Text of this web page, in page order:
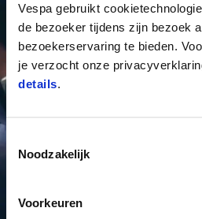
Vespa gebruikt
de bezoeker tijdens zijn bezoek
bezoekerservaring te bieden.
je verzocht onze
details.
Noodzakelijk
Voorkeuren
KLEDING &
VESPA